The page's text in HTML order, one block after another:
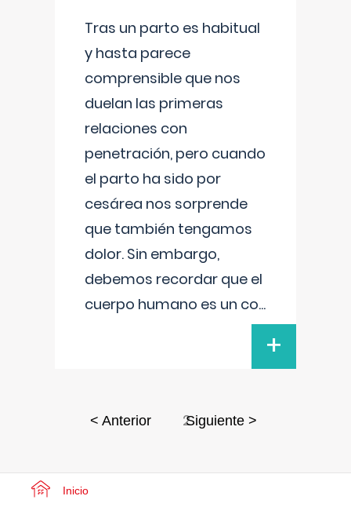
Tras un parto es habitual
y hasta parece
comprensible que nos
duelan las primeras
relaciones con
penetración, pero cuando
el parto ha sido por
cesárea nos sorprende
que también tengamos
dolor. Sin embargo,
debemos recordar que el
cuerpo humano es un co...
+
< Anterior 2Siguiente >
Inicio